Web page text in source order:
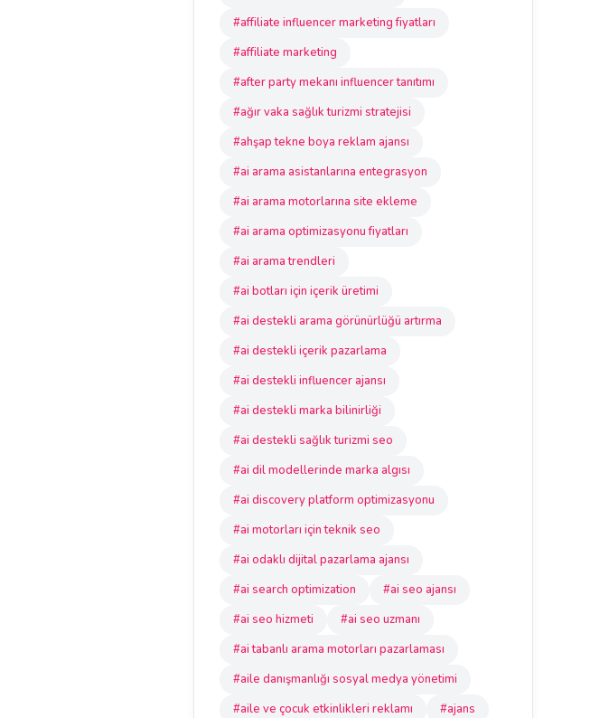
#affiliate influencer marketing fiyatları
#affiliate marketing
#after party mekanı influencer tanıtımı
#ağır vaka sağlık turizmi stratejisi
#ahşap tekne boya reklam ajansı
#ai arama asistanlarına entegrasyon
#ai arama motorlarına site ekleme
#ai arama optimizasyonu fiyatları
#ai arama trendleri
#ai botları için içerik üretimi
#ai destekli arama görünürlüğü artırma
#ai destekli içerik pazarlama
#ai destekli influencer ajansı
#ai destekli marka bilinirliği
#ai destekli sağlık turizmi seo
#ai dil modellerinde marka algısı
#ai discovery platform optimizasyonu
#ai motorları için teknik seo
#ai odaklı dijital pazarlama ajansı
#ai search optimization
#ai seo ajansı
#ai seo hizmeti
#ai seo uzmanı
#ai tabanlı arama motorları pazarlaması
#aile danışmanlığı sosyal medya yönetimi
#aile ve çocuk etkinlikleri reklamı
#ajans